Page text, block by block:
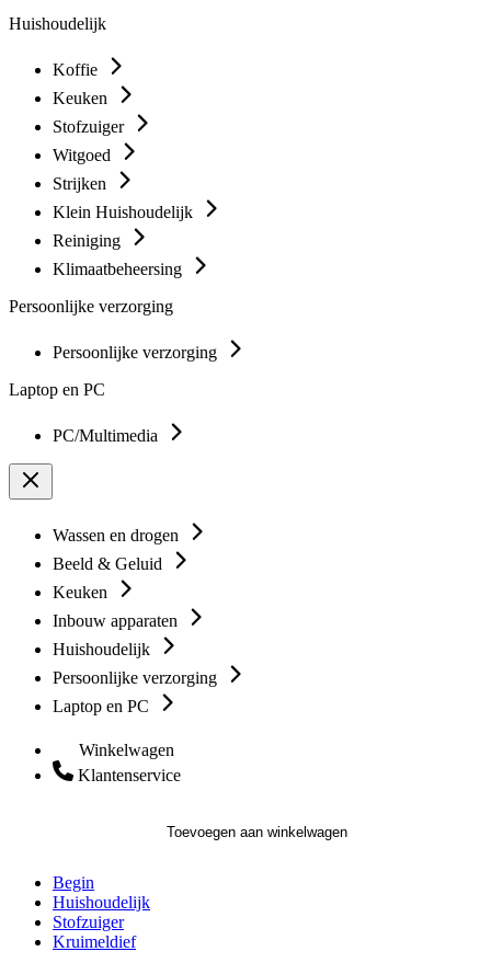
Huishoudelijk
Koffie
Keuken
Stofzuiger
Witgoed
Strijken
Klein Huishoudelijk
Reiniging
Klimaatbeheersing
Persoonlijke verzorging
Persoonlijke verzorging
Laptop en PC
PC/Multimedia
Wassen en drogen
Beeld & Geluid
Keuken
Inbouw apparaten
Huishoudelijk
Persoonlijke verzorging
Laptop en PC
Winkelwagen
Klantenservice
Toevoegen aan winkelwagen
Begin
Huishoudelijk
Stofzuiger
Kruimeldief